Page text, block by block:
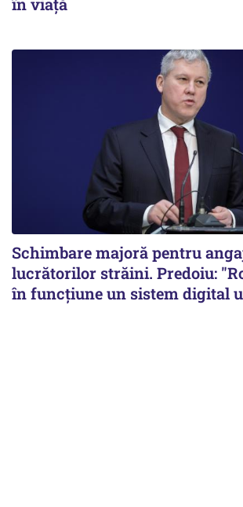
Schimbare majoră pentru
lucrătorilor străini. Predoiu:
în funcțiune un sistem digital